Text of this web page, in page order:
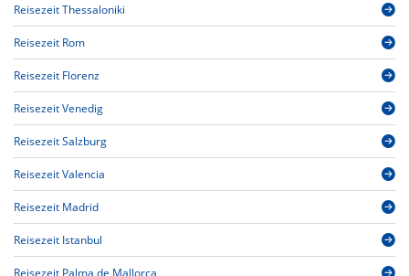
Reisezeit Thessaloniki
Reisezeit Rom
Reisezeit Florenz
Reisezeit Venedig
Reisezeit Salzburg
Reisezeit Valencia
Reisezeit Madrid
Reisezeit Istanbul